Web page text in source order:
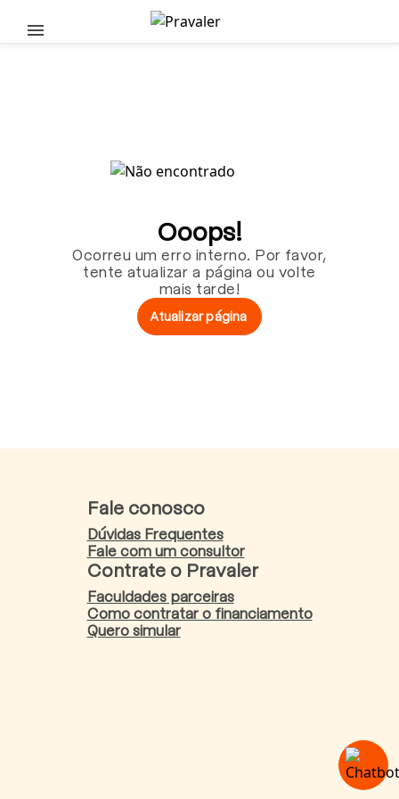
Pular para o conteúdo principal
Ooops!
Ocorreu um erro interno. Por favor,
tente atualizar a página ou volte
mais tarde!
Atualizar página
Fale conosco
Dúvidas Frequentes
Fale com um consultor
Contrate o Pravaler
Faculdades parceiras
Como contratar o financiamento
Quero simular